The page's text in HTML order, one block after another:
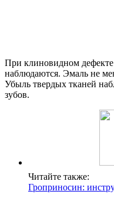
При клиновидном
наблюдаются. Эмаль не
Убыль твердых тканей
зубов.
Читайте также:
Гроприносин: